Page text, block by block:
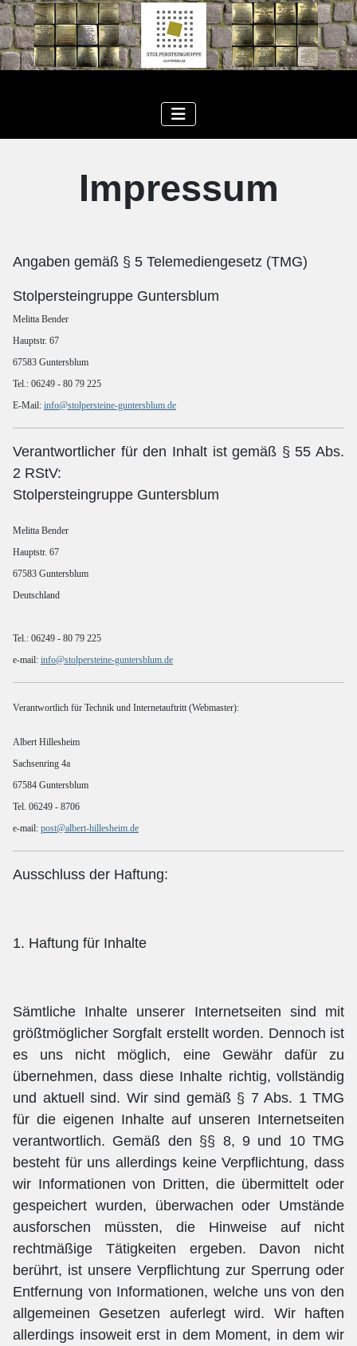
Impressum
Angaben gemäß § 5 Telemediengesetz (TMG)
Stolpersteingruppe Guntersblum
Melitta Bender
Hauptstr. 67
67583 Guntersblum
Tel.: 06249 - 80 79 225
E-Mail: info@stolpersteine-guntersblum.de
Verantwortlicher für den Inhalt ist gemäß § 55 Abs.
2 RStV:
Stolpersteingruppe Guntersblum
Melitta Bender
Hauptstr. 67
67583 Guntersblum
Deutschland
Tel.: 06249 - 80 79 225
e-mail: info@stolpersteine-guntersblum.de
Verantwortlich für Technik und Internetauftritt (Webmaster):
Albert Hillesheim
Sachsenring 4a
67584 Guntersblum
Tel. 06249 - 8706
e-mail: post@albert-hillesheim.de
Ausschluss der Haftung:
1. Haftung für Inhalte
Sämtliche Inhalte unserer Internetseiten sind mit
größtmöglicher Sorgfalt erstellt worden. Dennoch ist
es uns nicht möglich, eine Gewähr dafür zu
übernehmen, dass diese Inhalte richtig, vollständig
und aktuell sind. Wir sind gemäß § 7 Abs. 1 TMG
für die eigenen Inhalte auf unseren Internetseiten
verantwortlich. Gemäß den §§ 8, 9 und 10 TMG
besteht für uns allerdings keine Verpflichtung, dass
wir Informationen von Dritten, die übermittelt oder
gespeichert wurden, überwachen oder Umstände
ausforschen müssten, die Hinweise auf nicht
rechtmäßige Tätigkeiten ergeben. Davon nicht
berührt, ist unsere Verpflichtung zur Sperrung oder
Entfernung von Informationen, welche uns von den
allgemeinen Gesetzen auferlegt wird. Wir haften
allerdings insoweit erst in dem Moment, in dem wir